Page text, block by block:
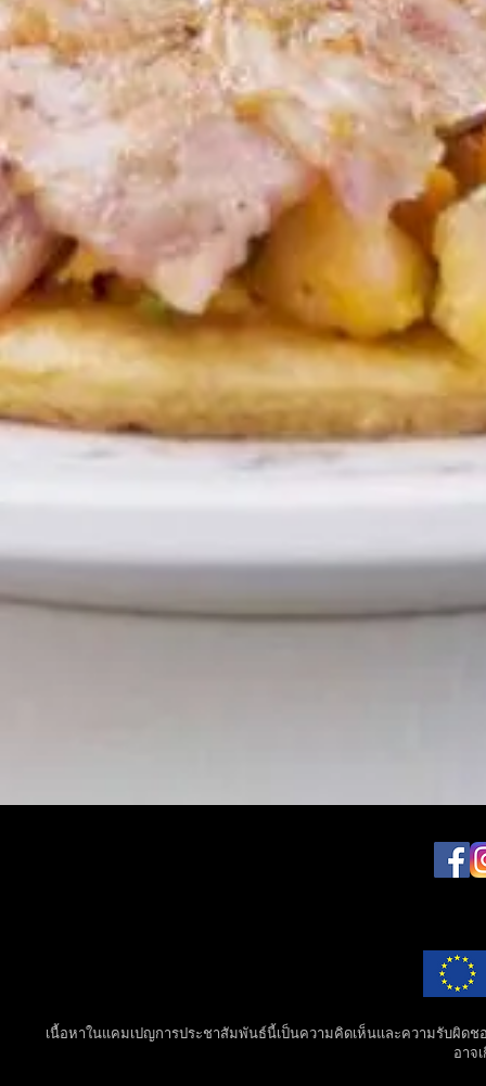
เนื้อหาในแคมเปญการประชาสัมพันธ์นี้เป็นความคิดเห็นและความรับผิด
อาจ